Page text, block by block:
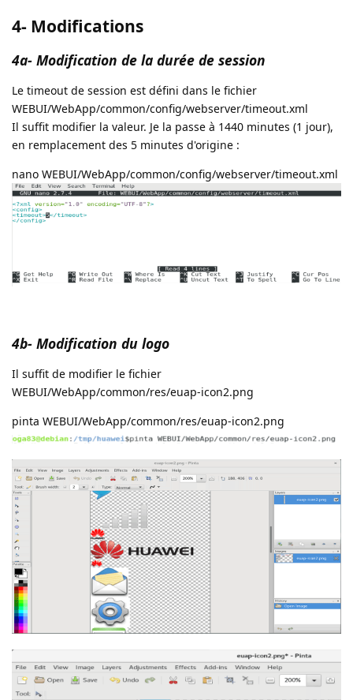
4- Modifications
4a- Modification de la durée de session
Le timeout de session est défini dans le fichier
WEBUI/WebApp/common/config/webserver/timeout.xml
Il suffit modifier la valeur. Je la passe à 1440 minutes (1 jour),
en remplacement des 5 minutes d'origine :
nano WEBUI/WebApp/common/config/webserver/timeout.xml
4b- Modification du logo
Il suffit de modifier le fichier
WEBUI/WebApp/common/res/euap-icon2.png
pinta WEBUI/WebApp/common/res/euap-icon2.png